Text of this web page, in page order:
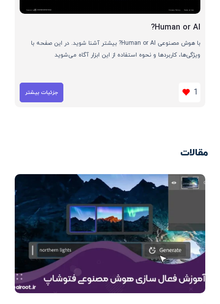
Human or AI?
با هوش مصنوعی Human or AI? بیشتر آشنا شوید. در این صفحه با
ویژگی‌ها، کاربردها و نحوه استفاده از این ابزار آگاه می‌شوید
1 جزئیات بیشتر
مقالات